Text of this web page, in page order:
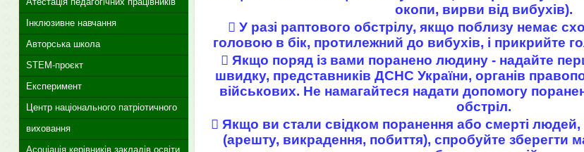
окопи, вирви від вибухів).
 У разі раптового обстрілу, якщо поблизу немає
головою в бік, протилежний до вибухів, і прикрийте
 Якщо поряд із вами поранено людину - надайте
швидку, представників ДСНС України, органів
військових. Не намагайтеся надати допомогу
обстріл.
 Якщо ви стали свідком поранення або смерті людей,
(арешту, викрадення, побиття), спробуйте зберегти
Інклюзивне навчання
Авторська школа
STEM-проєкт
Експеримент
Центр національного патріотичного
виховання
Асоціація керівників закладів освіти